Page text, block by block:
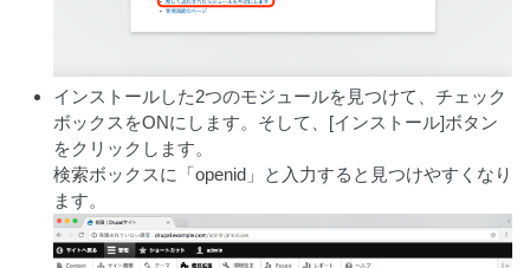
インストールした2つのモジュールを見つけて、チェック
ボックスをONにします。そして、[インストール]ボタン
をクリックします。
検索ボックスに「openid」と入力すると見つけやすくなり
ます。